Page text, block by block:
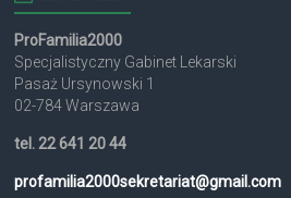
ProFamilia2000
Specjalistyczny Gabinet Lekarski
Pasaż Ursynowski 1
02-784 Warszawa
tel. 22 641 20 44
profamilia2000sekretariat@gmail.com